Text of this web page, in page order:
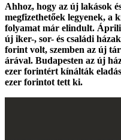
Ahhoz, hogy az új lakások
megfizethetőek legyenek, a
folyamat már elindult.
új iker-, sor- és családi
forint volt, szemben az új
árával. Budapesten az új
ezer forintért kínálták
ezer forintot tett ki.